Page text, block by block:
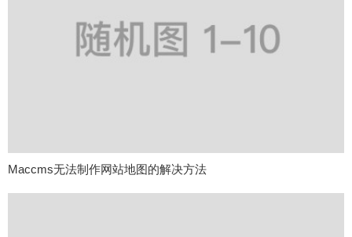
Maccms无法制作网站地图的解决方法